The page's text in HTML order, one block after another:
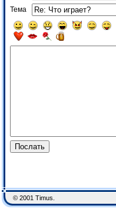
Тема
© 2001 Timus.